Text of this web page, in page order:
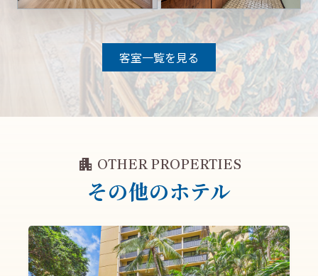
客室一覧を見る
apartment OTHER PROPERTIES
その他のホテル